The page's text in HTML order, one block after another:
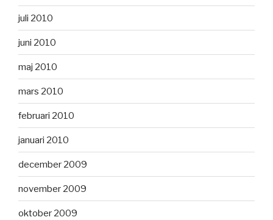
juli 2010
juni 2010
maj 2010
mars 2010
februari 2010
januari 2010
december 2009
november 2009
oktober 2009